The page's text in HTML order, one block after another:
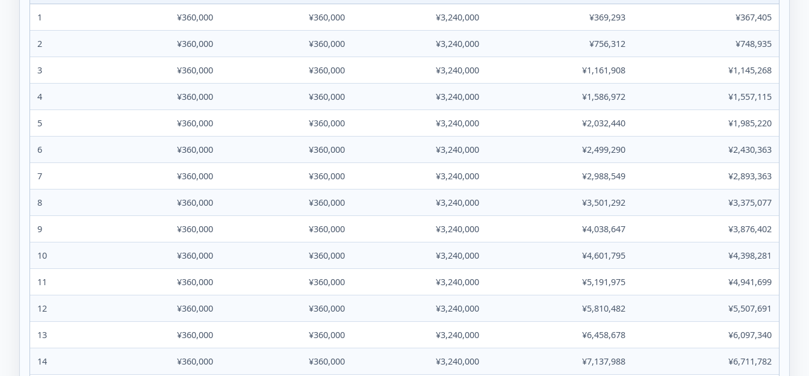
1 ¥360,000 ¥360,000 ¥3,240,000 ¥369,293 ¥367,405
2 ¥360,000 ¥360,000 ¥3,240,000 ¥756,312 ¥748,935
3 ¥360,000 ¥360,000 ¥3,240,000 ¥1,161,908 ¥1,145,268
4 ¥360,000 ¥360,000 ¥3,240,000 ¥1,586,972 ¥1,557,115
5 ¥360,000 ¥360,000 ¥3,240,000 ¥2,032,440 ¥1,985,220
6 ¥360,000 ¥360,000 ¥3,240,000 ¥2,499,290 ¥2,430,363
7 ¥360,000 ¥360,000 ¥3,240,000 ¥2,988,549 ¥2,893,363
8 ¥360,000 ¥360,000 ¥3,240,000 ¥3,501,292 ¥3,375,077
9 ¥360,000 ¥360,000 ¥3,240,000 ¥4,038,647 ¥3,876,402
10 ¥360,000 ¥360,000 ¥3,240,000 ¥4,601,795 ¥4,398,281
11 ¥360,000 ¥360,000 ¥3,240,000 ¥5,191,975 ¥4,941,699
12 ¥360,000 ¥360,000 ¥3,240,000 ¥5,810,482 ¥5,507,691
13 ¥360,000 ¥360,000 ¥3,240,000 ¥6,458,678 ¥6,097,340
14 ¥360,000 ¥360,000 ¥3,240,000 ¥7,137,988 ¥6,711,782